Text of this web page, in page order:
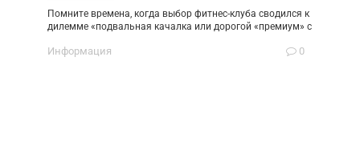
Помните времена, когда выбор фитнес-клуба сводился к
дилемме «подвальная качалка или дорогой «премиум» с
Информация 0